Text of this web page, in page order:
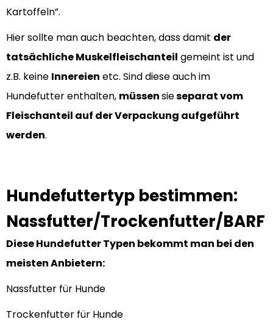
Kartoffeln”.
Hier sollte man auch beachten, dass damit der
tatsächliche Muskelfleischanteil gemeint ist und
z.B. keine Innereien etc. Sind diese auch im
Hundefutter enthalten, müssensieseparat vom
Fleischanteil auf der Verpackung aufgeführt
werden.
Hundefuttertyp bestimmen:
Nassfutter/Trockenfutter/BARF
Diese Hundefutter Typen bekommt man bei den
meisten Anbietern:
Nassfutter für Hunde
Trockenfutter für Hunde